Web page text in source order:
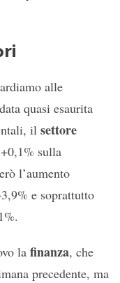
alle
quasi esaurita
il settore
sulla
l’aumento
e soprattutto
la finanza, che
precedente, ma